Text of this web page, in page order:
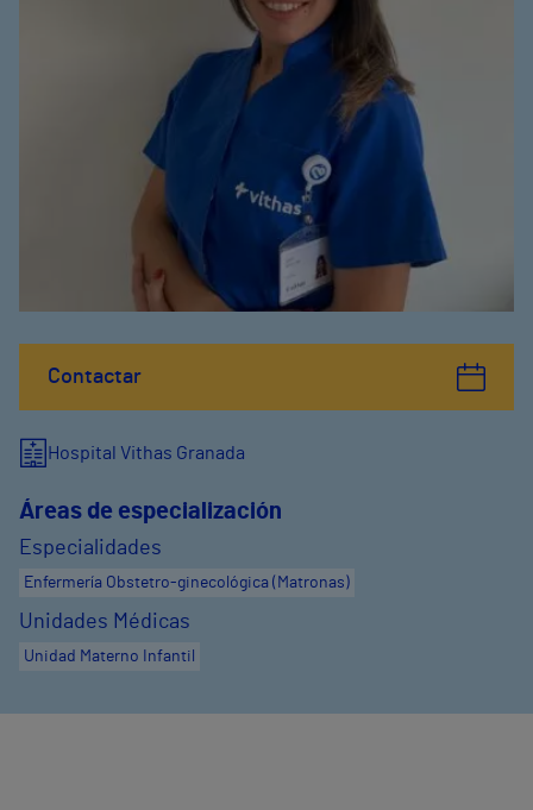
Contactar
Hospital Vithas Granada
Áreas de especialización
Especialidades
Enfermería Obstetro-ginecológica (Matronas)
Unidades Médicas
Unidad Materno Infantil